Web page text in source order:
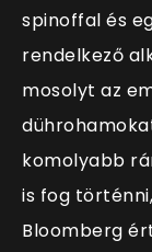
spinoffal és
rendelkező
mosolyt az
komolyabb
is fog
Bloomberg